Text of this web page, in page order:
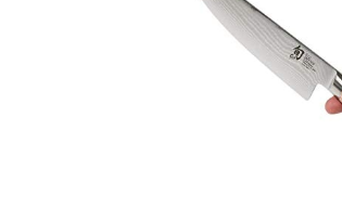
そのほかの肉に特化した
牛刀包丁の売れ筋ランキ